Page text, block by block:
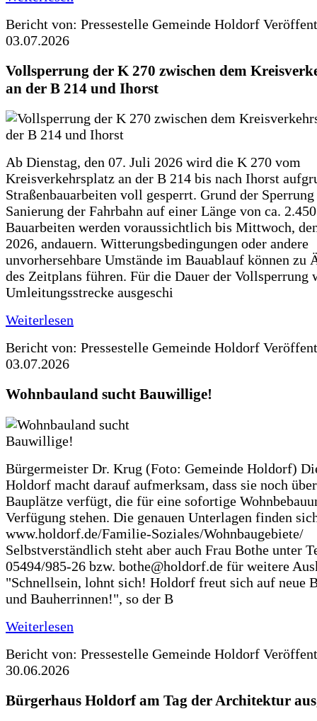
Bericht von: Pressestelle Gemeinde Holdorf
03.07.2026
Vollsperrung der K 270 zwischen dem
an der B 214 und Ihorst
Ab Dienstag, den 07. Juli 2026 wird die K 270 vom
Kreisverkehrsplatz an der B 214 bis nach Ihorst
Straßenbauarbeiten voll gesperrt. Grund der
Sanierung der Fahrbahn auf einer Länge von ca.
Bauarbeiten werden voraussichtlich bis Mittwoch,
2026, andauern. Witterungsbedingungen oder andere
unvorhersehbare Umstände im Bauablauf können zu
des Zeitplans führen. Für die Dauer der Vollsperrung
Umleitungsstrecke ausgeschi
Weiterlesen
Bericht von: Pressestelle Gemeinde Holdorf
03.07.2026
Wohnbauland sucht Bauwillige!
Bürgermeister Dr. Krug (Foto: Gemeinde Holdorf)
Holdorf macht darauf aufmerksam, dass sie noch
Bauplätze verfügt, die für eine sofortige
Verfügung stehen. Die genauen Unterlagen finden
www.holdorf.de/Familie-Soziales/Wohnbaugebiete/
Selbstverständlich steht aber auch Frau Bothe unter
05494/985-26 bzw. bothe@holdorf.de für weitere
"Schnellsein, lohnt sich! Holdorf freut sich auf neue
und Bauherrinnen!", so der B
Weiterlesen
Bericht von: Pressestelle Gemeinde Holdorf
30.06.2026
Bürgerhaus Holdorf am Tag der Architektur